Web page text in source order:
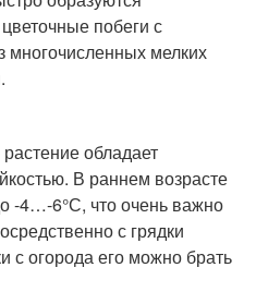
побеги с
многочисленных мелких
обладает
В раннем возрасте
-4…-6°С, что очень важно
с грядки
с огорода его можно брать